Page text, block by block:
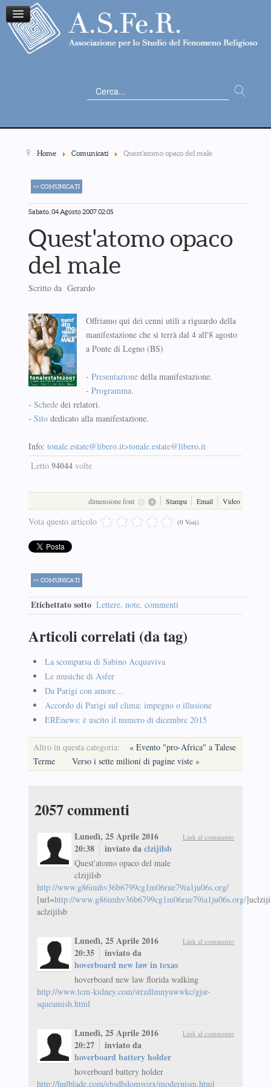
Cerca...
Home Comunicati Quest'atomo opaco del male
<< COMUNICATI
Sabato, 04 Agosto 2007 02:05
Quest'atomo opaco
del male
Scritto da Gerardo
Offriamo qui dei cenni utili a riguardo della
manifestazione che si terrà dal 4 all'8 agosto
a Ponte di Legno (BS)
- Presentazionedella manifestazione.
- Programma.
- Schededei relatori.
- Sitodedicato alla manifestazione.
Info: tonale.estate@libero.it>tonale.estate@libero.it
Letto 94044volte
dimensione font Stampa Email Video
Vota questo articolo (0 Voti)
<< COMUNICATI
Etichettato sotto Lettere, note, commenti
Articoli correlati (da tag)
La scomparsa di Sabino Acquaviva
Le musiche di Asfer
Da Parigi con amore…
Accordo di Parigi sul clima: impegno o illusione
EREnews: è uscito il numero di dicembre 2015
Altro in questa categoria:
« Evento "pro-Africa" a Talese
Terme
Verso i sette milioni di pagine viste »
2057commenti
Link al commento
Lunedì, 25 Aprile 2016
20:38
inviato daclzijilsb
Quest'atomo opaco del male
clzijilsb
http://www.g86imhv36b6799cg1m06rue79ia1ju06s.org/
[url=http://www.g86imhv36b6799cg1m06rue79ia1ju06s.org/
aclzijilsb
Link al commento
Lunedì, 25 Aprile 2016
20:35
inviato da
hoverboard new law in texas
hoverboard new law florida walking
http://www.tcm-kidney.com/strzdlmnyuwwkc/gjsr-
squeamish.html
Link al commento
Lunedì, 25 Aprile 2016
20:27
inviato da
hoverboard battery holder
hoverboard battery holder
http://hnlblade.com/ebsdbdomyozx/modernism.html